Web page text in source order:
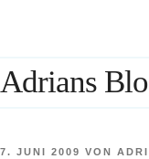
Adrians
VERÖFFENTLICHT
7. JUNI 2009 VON